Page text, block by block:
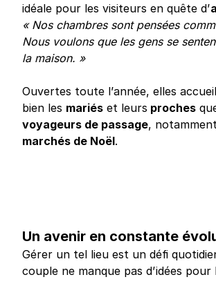
idéale pour les visiteurs en quête d’
« Nos chambres sont pensées
Nous voulons que les gens se
la maison. »
Ouvertes toute l’année, elles
bien les mariés et leurs proches
voyageurs de passage,
marchés de Noël.
Un avenir en constante
Gérer un tel lieu est un défi
couple ne manque pas d’idées pour